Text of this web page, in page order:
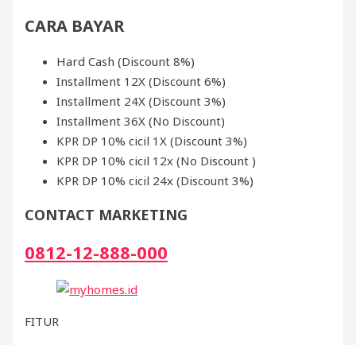
CARA BAYAR
Hard Cash (Discount 8%)
Installment 12X (Discount 6%)
Installment 24X (Discount 3%)
Installment 36X (No Discount)
KPR DP 10% cicil 1X (Discount 3%)
KPR DP 10% cicil 12x (No Discount )
KPR DP 10% cicil 24x (Discount 3%)
CONTACT MARKETING
0812-12-888-000
FITUR